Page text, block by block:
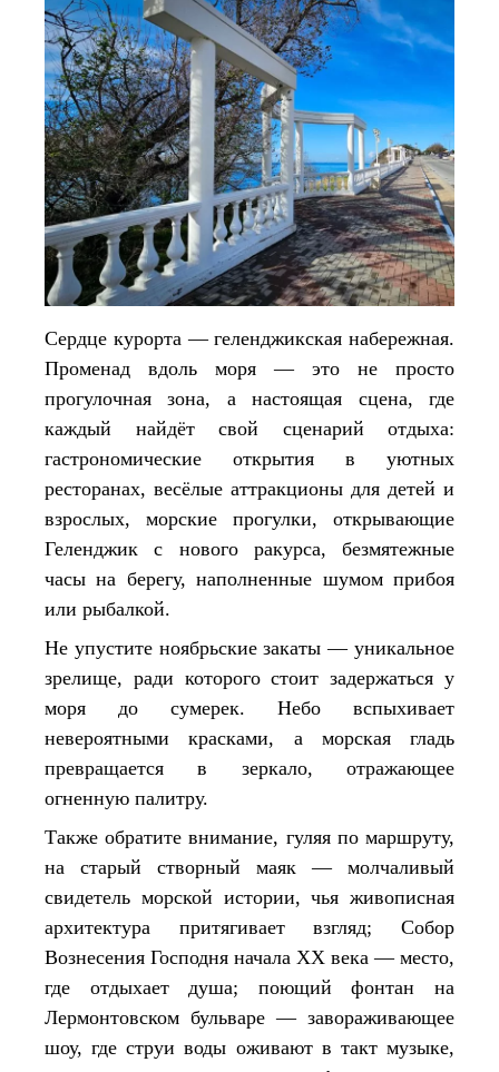
Сердце курорта — геленджикская набережная.
Променад вдоль моря — это не просто
прогулочная зона, а настоящая сцена, где
каждый найдёт свой сценарий отдыха:
гастрономические открытия в уютных
ресторанах, весёлые аттракционы для детей и
взрослых, морские прогулки, открывающие
Геленджик с нового ракурса, безмятежные
часы на берегу, наполненные шумом прибоя
или рыбалкой.
Не упустите ноябрьские закаты — уникальное
зрелище, ради которого стоит задержаться у
моря до сумерек. Небо вспыхивает
невероятными красками, а морская гладь
превращается в зеркало, отражающее
огненную палитру.
Также обратите внимание, гуляя по маршруту,
на старый створный маяк — молчаливый
свидетель морской истории, чья живописная
архитектура притягивает взгляд; Собор
Вознесения Господня начала XX века — место,
где отдыхает душа; поющий фонтан на
Лермонтовском бульваре — завораживающее
шоу, где струи воды оживают в такт музыке,